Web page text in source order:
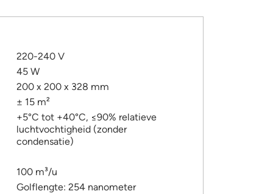
220-240 V
45 W
200 x 200 x 328 mm
± 15 m²
+5°C tot +40°C, ≤90% relatieve
luchtvochtigheid (zonder
condensatie)
100 m³/u
Golflengte: 254 nanometer